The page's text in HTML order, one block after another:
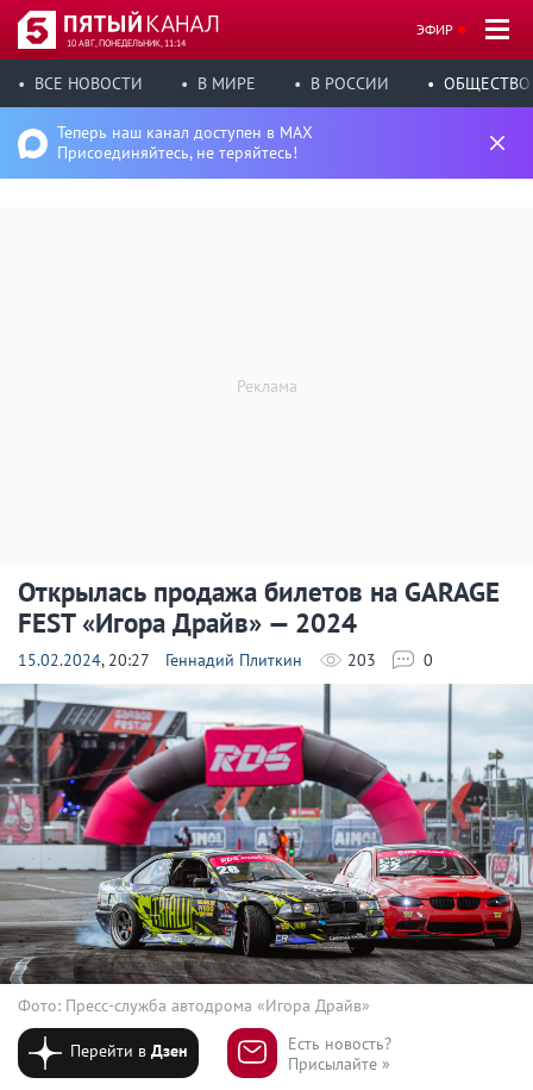
10 АВГ, ПОНЕДЕЛЬНИК, 11:14
ЭФИР
ВСЕ НОВОСТИ В МИРЕ В РОССИИ ОБЩЕСТВО
Теперь наш канал доступен в MAX
Присоединяйтесь, не теряйтесь!
Открылась продажа билетов на GARAGE
FEST «Игора Драйв» — 2024
15.02.2024, 20:27 Геннадий Плиткин 203 0
Фото: Пресс-служба автодрома «Игора Драйв»
Перейти вДзен
Есть новость?
Присылайте »